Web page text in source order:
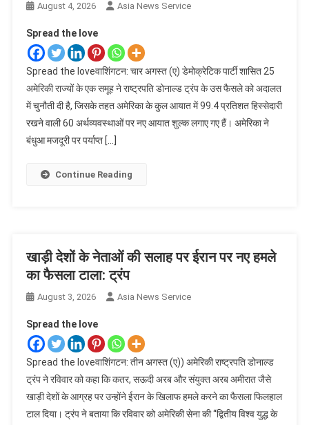
August 4, 2026 Asia News Service
Spread the love
Spread the loveवाशिंगटन: चार अगस्त (ए) डेमोक्रेटिक पार्टी शासित 25
अमेरिकी राज्यों के एक समूह ने राष्ट्रपति डोनाल्ड ट्रंप के उस फैसले को अदालत
में चुनौती दी है, जिसके तहत अमेरिका के कुल आयात में 99.4 प्रतिशत हिस्सेदारी
रखने वाली 60 अर्थव्यवस्थाओं पर नए आयात शुल्क लगाए गए हैं। अमेरिका ने
बंधुआ मजदूरी पर पर्याप्त […]
Continue Reading
खाड़ी देशों के नेताओं की सलाह पर ईरान पर नए हमले
का फैसला टाला: ट्रंप
August 3, 2026 Asia News Service
Spread the love
Spread the loveवाशिंगटन: तीन अगस्त (ए)) अमेरिकी राष्ट्रपति डोनाल्ड
ट्रंप ने रविवार को कहा कि कतर, सऊदी अरब और संयुक्त अरब अमीरात जैसे
खाड़ी देशों के आग्रह पर उन्होंने ईरान के खिलाफ हमले करने का फैसला फिलहाल
टाल दिया। ट्रंप ने बताया कि रविवार को अमेरिकी सेना की ‘‘द्वितीय विश्व युद्ध के